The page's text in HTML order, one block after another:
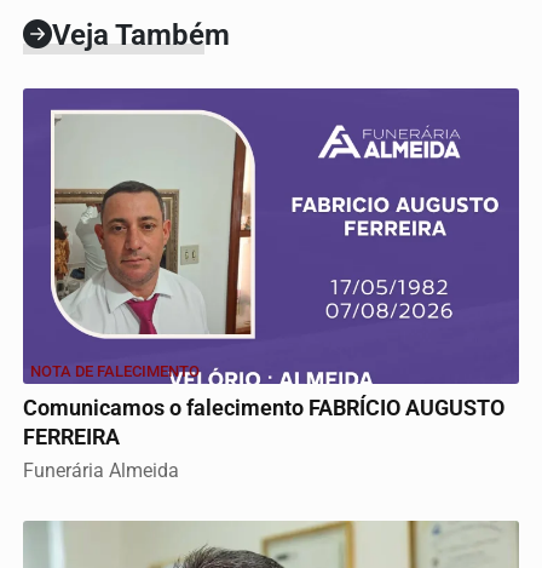
Veja Também
NOTA DE FALECIMENTO
Comunicamos o falecimento FABRÍCIO AUGUSTO
FERREIRA
Funerária Almeida